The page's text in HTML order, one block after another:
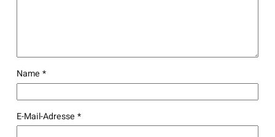
Name *
E-Mail-Adresse *